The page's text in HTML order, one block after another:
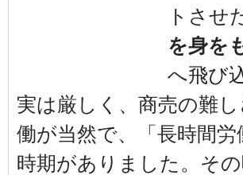
トさせ
を身を
へ飛び
実は厳しく、商売の難
働が当然で、「長時間
時期がありました。そ